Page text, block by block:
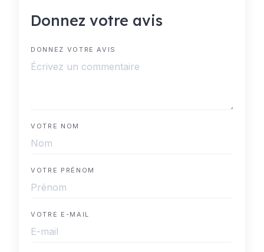
Donnez votre avis
DONNEZ VOTRE AVIS
VOTRE NOM
VOTRE PRÉNOM
VOTRE E-MAIL